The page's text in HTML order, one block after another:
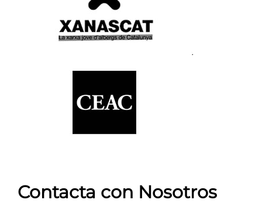
Contacta con Nosotros